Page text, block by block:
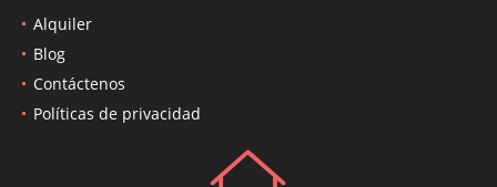
Alquiler
Blog
Contáctenos
Políticas de privacidad